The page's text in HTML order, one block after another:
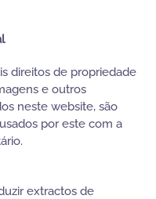
direitos de propriedade
e outros
neste website, são
por este com a
extractos de